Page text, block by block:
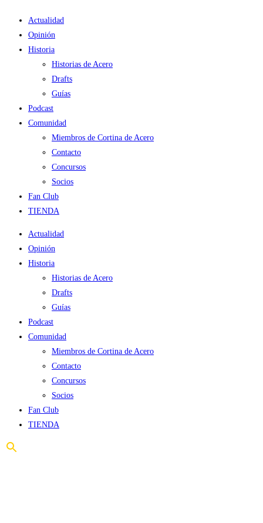
contenido
Actualidad
Opinión
Historia
Historias de Acero
Drafts
Guías
Podcast
Comunidad
Miembros de Cortina de Acero
Contacto
Concursos
Socios
Fan Club
TIENDA
Actualidad
Opinión
Historia
Historias de Acero
Drafts
Guías
Podcast
Comunidad
Miembros de Cortina de Acero
Contacto
Concursos
Socios
Fan Club
TIENDA